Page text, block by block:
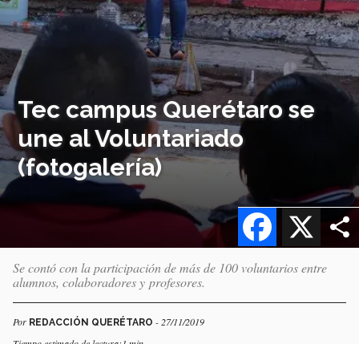
Tec campus Querétaro se
une al Voluntariado
(fotogalería)
X
Facebook
Se contó con la participación de más de 100 voluntarios entre
alumnos, colaboradores y profesores.
Por REDACCIÓN QUERÉTARO - 27/11/2019